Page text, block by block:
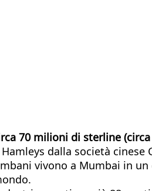
70 milioni di sterline
dalla società cinese
vivono a Mumbai in